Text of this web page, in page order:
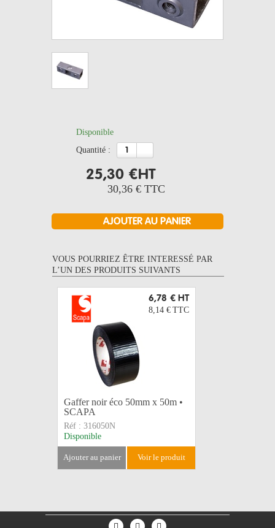
Disponible
quantité :
25,30 €HT
30,36 € TTC
VOUS POURRIEZ ÊTRE INTERESSÉ PAR
L’UN DES PRODUITS SUIVANTS
6,78 € HT
8,14 € TTC
Gaffer noir éco 50mm x 50m •
SCAPA
Réf : 316050N
Disponible
ajouter au panier voir le produit